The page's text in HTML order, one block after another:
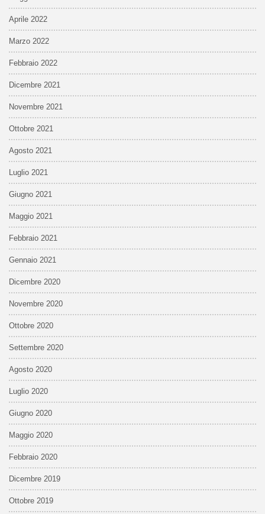
Aprile 2022
Marzo 2022
Febbraio 2022
Dicembre 2021
Novembre 2021
Ottobre 2021
Agosto 2021
Luglio 2021
Giugno 2021
Maggio 2021
Febbraio 2021
Gennaio 2021
Dicembre 2020
Novembre 2020
Ottobre 2020
Settembre 2020
Agosto 2020
Luglio 2020
Giugno 2020
Maggio 2020
Febbraio 2020
Dicembre 2019
Ottobre 2019